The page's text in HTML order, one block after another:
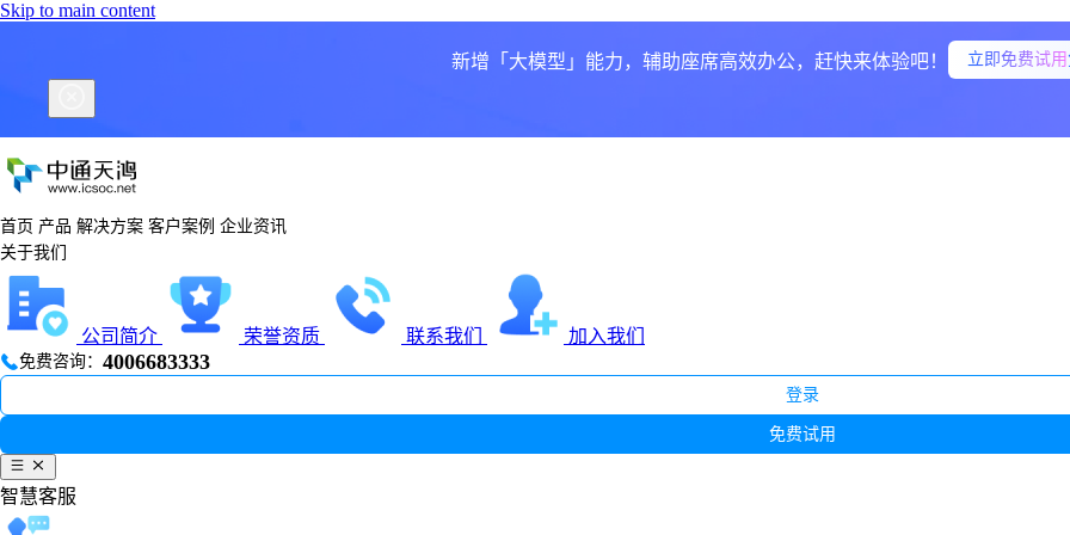
Skip to main content
新增「大模型」能力，辅助座席高效办公，赶快来体验吧！ 立即免费试用
首页 产品 解决方案 客户案例 企业资讯
关于我们
公司简介 荣誉资质 联系我们 加入我们
免费咨询： 4006683333
登录
免费试用
智慧客服